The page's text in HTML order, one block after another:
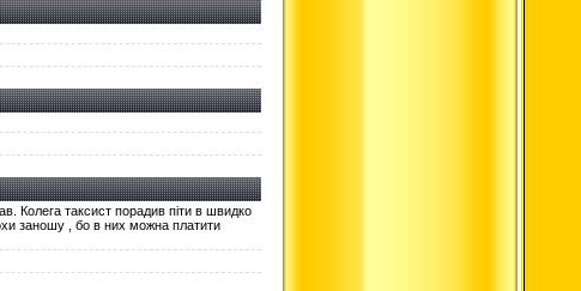
Колега таксист порадив піти в швидко
заношу , бо в них можна платити